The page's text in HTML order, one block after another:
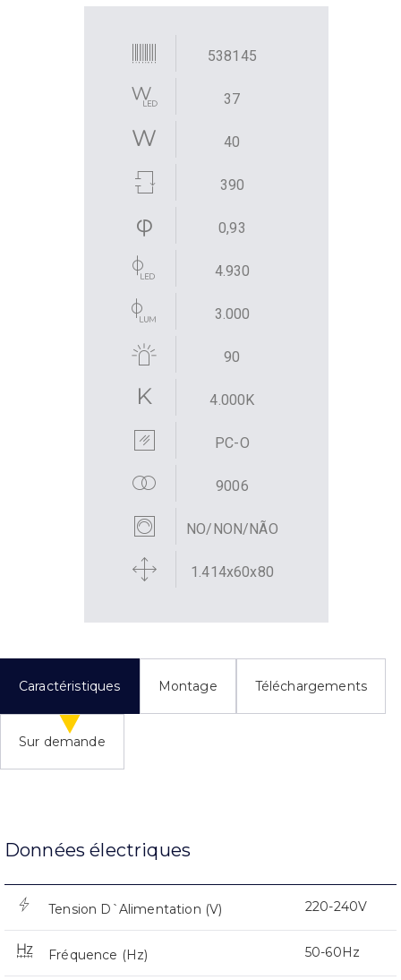
538145
37
40
390
0,93
4.930
3.000
90
4.000K
PC-O
9006
NO/NON/NÃO
1.414x60x80
Caractéristiques Montage Téléchargements
Sur demande
Données électriques
Tension D`Alimentation (V) 220-240V
Fréquence (Hz) 50-60Hz